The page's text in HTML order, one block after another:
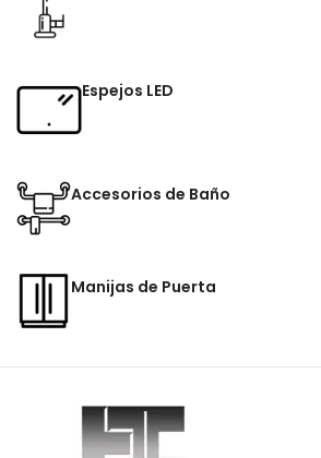
Espejos LED
Accesorios de Baño
Manijas de Puerta